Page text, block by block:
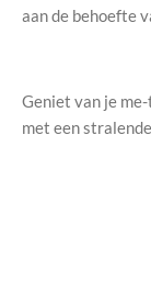
aan de behoefte
Geniet van je
met een